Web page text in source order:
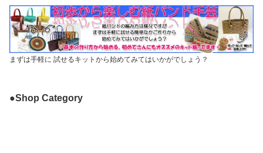
まずは手軽に 試せるキットから始めてみてはいかがでしょう？
●Shop Category